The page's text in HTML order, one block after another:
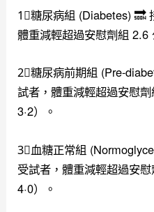
1⃣️糖尿病組 (Diabetes) 🔜
體重減輕超過安慰劑組 2.6
2⃣️糖尿病前期組 (Pre-
試者，體重減輕超過安慰
3·2）。
3⃣️血糖正常組
受試者，體重減輕超過安
4·0）。